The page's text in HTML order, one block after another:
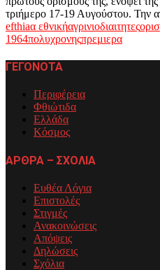
τριήμερο 17-19 Αυγούστου. Την
efthiaα εθνικήαγρινιοδιαιτητες
1964πολυχρονηςπρεμιερα
ΓΕΓΟΝΟΤΑ
Περιφέρεια
Φθιώτιδα
Ελλάδα
Κόσμος
ΑΡΘΡΑ – ΣΧΟΛΙΑ
Ευθέα Λόγια
Επιστολές
Στιγμές
Ανακοινώσεις
Απόψεις
Δηλώσεις
Σχόλια